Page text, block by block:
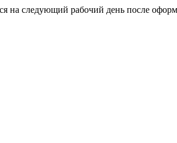
на следующий рабочий день после